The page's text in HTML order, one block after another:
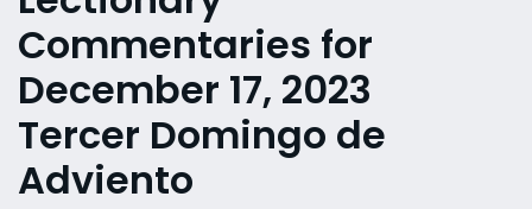
Commentaries for
December 17, 2023
Tercer Domingo de
Adviento